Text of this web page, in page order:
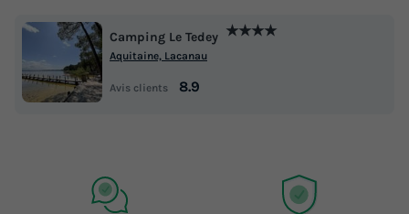
Camping Le Tedey ★★★★
Aquitaine, Lacanau
Avis clients 8.9